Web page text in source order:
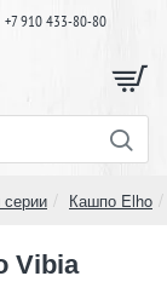
+7 910 433-80-80
Кашпо Elho
Vibia